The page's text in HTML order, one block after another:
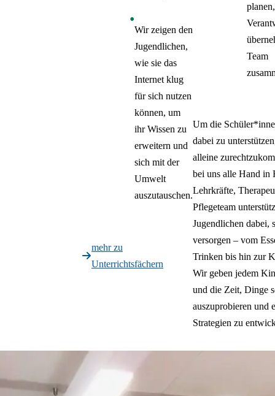
Wir zeigen den
Jugendlichen,
wie sie das
Internet klug
für sich nutzen
können, um
ihr Wissen zu
erweitern und
sich mit der
Umwelt
auszutauschen.
mehr zu
Unterrichtsfächern
planen,
Team
Um die
dabei zu
alleine
bei uns alle Hand in
Lehrkräfte,
Pflegeteam
Jugendlichen dabei,
versorgen – vom
Trinken bis hin zur
Wir geben jedem
und die Zeit, Dinge
auszuprobieren und
Strategien zu